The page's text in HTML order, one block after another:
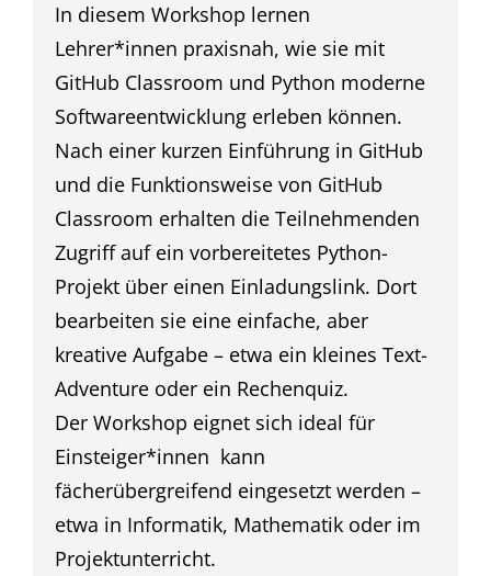
In diesem Workshop lernen
Lehrer*innen praxisnah, wie sie mit
GitHub Classroom und Python moderne
Softwareentwicklung erleben können.
Nach einer kurzen Einführung in GitHub
und die Funktionsweise von GitHub
Classroom erhalten die Teilnehmenden
Zugriff auf ein vorbereitetes Python-
Projekt über einen Einladungslink. Dort
bearbeiten sie eine einfache, aber
kreative Aufgabe – etwa ein kleines Text-
Adventure oder ein Rechenquiz.
Der Workshop eignet sich ideal für
Einsteiger*innen kann
fächerübergreifend eingesetzt werden –
etwa in Informatik, Mathematik oder im
Projektunterricht.